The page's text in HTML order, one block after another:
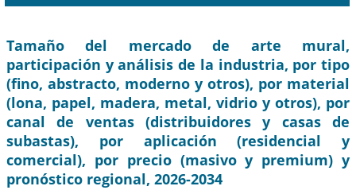
Tamaño del mercado de arte mural,
participación y análisis de la industria, por tipo
(fino, abstracto, moderno y otros), por material
(lona, ​​papel, madera, metal, vidrio y otros), por
canal de ventas (distribuidores y casas de
subastas), por aplicación (residencial y
comercial), por precio (masivo y premium) y
pronóstico regional, 2026-2034